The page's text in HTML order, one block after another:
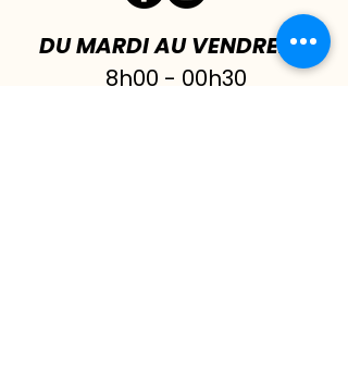
DU MARDI AU VENDREDI|
8h00 - 00h30